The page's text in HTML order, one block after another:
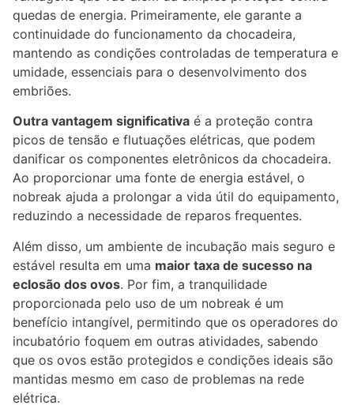
quedas de energia. Primeiramente, ele garante a
continuidade do funcionamento da chocadeira,
mantendo as condições controladas de temperatura e
umidade, essenciais para o desenvolvimento dos
embriões.
Outra vantagem significativa é a proteção contra
picos de tensão e flutuações elétricas, que podem
danificar os componentes eletrônicos da chocadeira.
Ao proporcionar uma fonte de energia estável, o
nobreak ajuda a prolongar a vida útil do equipamento,
reduzindo a necessidade de reparos frequentes.
Além disso, um ambiente de incubação mais seguro e
estável resulta em uma maior taxa de sucesso na
eclosão dos ovos. Por fim, a tranquilidade
proporcionada pelo uso de um nobreak é um
benefício intangível, permitindo que os operadores do
incubatório foquem em outras atividades, sabendo
que os ovos estão protegidos e condições ideais são
mantidas mesmo em caso de problemas na rede
elétrica.